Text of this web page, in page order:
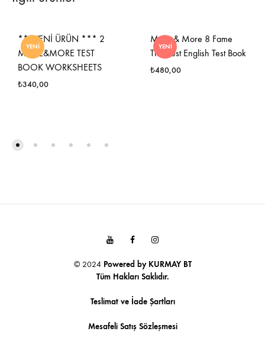
YENI
***YENİ ÜRÜN *** 2
MORE&MORE TEST
BOOK WORKSHEETS
₺340,00
YENI
More & More 8 Fame
The Best English Test Book
₺480,00
© 2024 Powered by KURMAY BT
Tüm Hakları Saklıdır.
Teslimat ve İade Şartları
Mesafeli Satış Sözleşmesi
YoutubeFacebookInstagram